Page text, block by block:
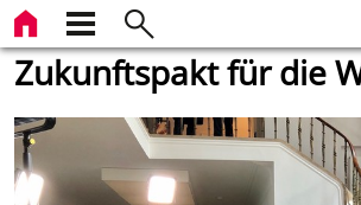
Zukunftspakt für die